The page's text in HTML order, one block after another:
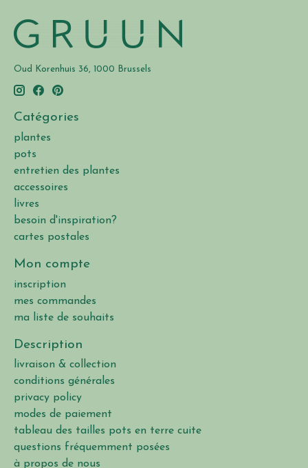
Oud Korenhuis 36, 1000 Brussels
Catégories
plantes
pots
entretien des plantes
accessoires
livres
besoin d'inspiration?
cartes postales
Mon compte
inscription
mes commandes
ma liste de souhaits
Description
livraison & collection
conditions générales
privacy policy
modes de paiement
tableau des tailles pots en terre cuite
questions fréquemment posées
à propos de nous